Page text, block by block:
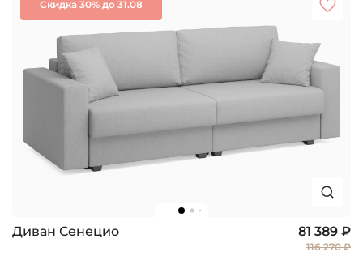
Скидка 30% до 31.08
Диван Сенецио 81 389 ₽
116 270 ₽